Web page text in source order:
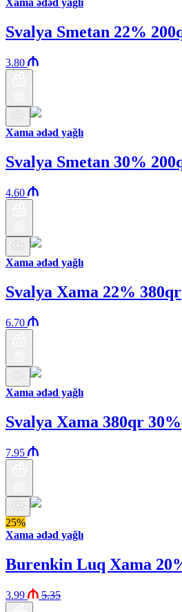
Xama ədəd yağlı
Svalya Smetan 22%
3.80
Xama ədəd yağlı
Svalya Smetan 30%
4.60
Xama ədəd yağlı
Svalya Xama 22% 380qr
6.70
Xama ədəd yağlı
Svalya Xama 380qr 30%
7.95
25%
Xama ədəd yağlı
Burenkin Luq Xama
3.99 5.35